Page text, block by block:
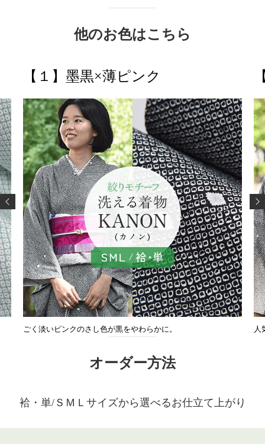
他のお色はこちら
【１】墨黒×薄ピンク
ごく淡いピンクのさし色が黒をやわらかに。 人
オーダー方法
袷・単/ＳＭＬサイズから選べるお仕立て上がり